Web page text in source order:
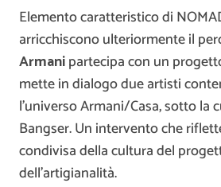
Elemento caratteristico di
arricchiscono ulteriormente il
Armanipartecipa con un
mette in dialogo due artisti
l’universo Armani/Casa, sotto la
Bangser. Un intervento che
condivisa della cultura del
dell’artigianalità.